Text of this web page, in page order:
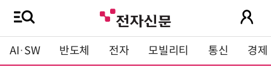
AI·SW 반도체 전자 모빌리티 통신 경제